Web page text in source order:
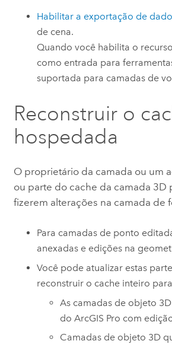
Habilitar a exportação de
de cena.
Quando você habilita o
como entrada para
suportada para camadas de
Reconstruir o
hospedada
O proprietário da camada ou um
ou parte do cache da camada
fizerem alterações na camada de
Para camadas de ponto
anexadas e edições na
Você pode atualizar estas
reconstruir o cache inteiro
As camadas de objeto
do ArcGIS Pro com
Camadas de objeto 3D